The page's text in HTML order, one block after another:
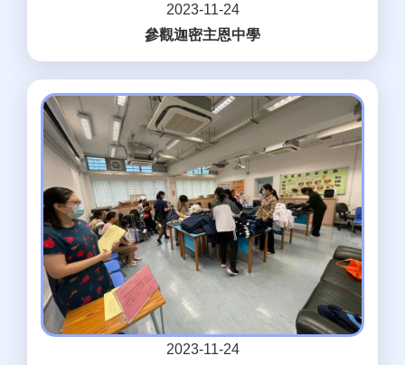
2023-11-24
參觀迦密主恩中學
2023-11-24